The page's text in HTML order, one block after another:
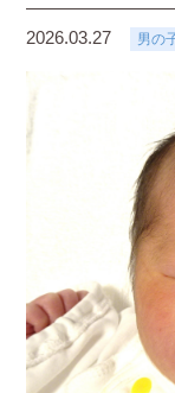
2026.03.27 男の